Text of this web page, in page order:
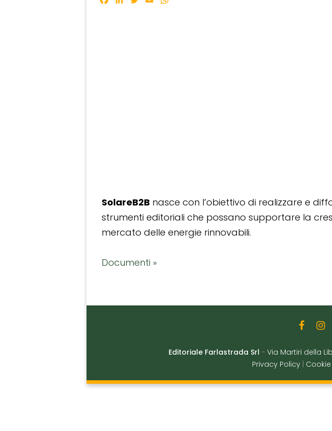
SolareB2B nasce con l’obiettivo di realizzare e
strumenti editoriali che possano supportare la
mercato delle energie rinnovabili.
Documenti »
Editoriale Farlastrada Srl - Via Martiri della
Privacy Policy